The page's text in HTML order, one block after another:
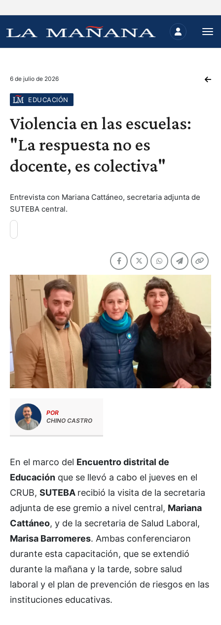
6 de julio de 2026
EDUCACIÓN
Violencia en las escuelas:
"La respuesta no es
docente, es colectiva"
Entrevista con Mariana Cattáneo, secretaria adjunta de
SUTEBA central.
POR
CHINO CASTRO
En el marco del Encuentro distrital de
Educación que se llevó a cabo el jueves en el
CRUB, SUTEBA recibió la visita de la secretaria
adjunta de ese gremio a nivel central, Mariana
Cattáneo, y de la secretaria de Salud Laboral,
Marisa Barromeres. Ambas conferenciaron
durante esta capacitación, que se extendió
durante la mañana y la tarde, sobre salud
laboral y el plan de prevención de riesgos en las
instituciones educativas.